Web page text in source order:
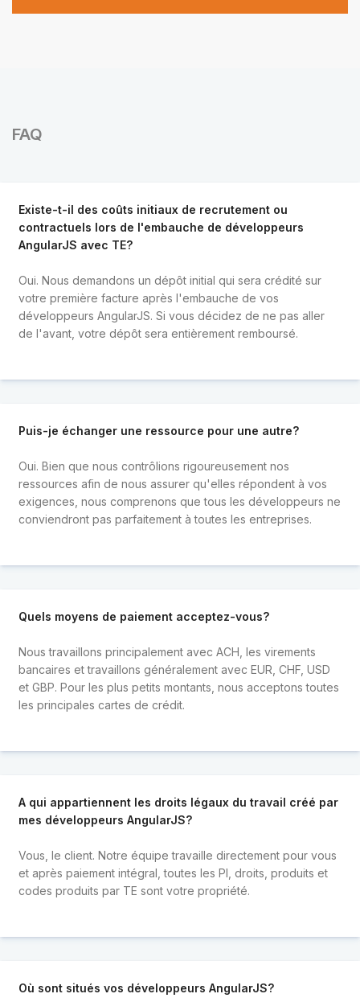
FAQ
Existe-t-il des coûts initiaux de recrutement ou
contractuels lors de l'embauche de développeurs
AngularJS avec TE?
Oui. Nous demandons un dépôt initial qui sera crédité sur
votre première facture après l'embauche de vos
développeurs AngularJS. Si vous décidez de ne pas aller
de l'avant, votre dépôt sera entièrement remboursé.
Puis-je échanger une ressource pour une autre?
Oui. Bien que nous contrôlions rigoureusement nos
ressources afin de nous assurer qu'elles répondent à vos
exigences, nous comprenons que tous les développeurs ne
conviendront pas parfaitement à toutes les entreprises.
Quels moyens de paiement acceptez-vous?
Nous travaillons principalement avec ACH, les virements
bancaires et travaillons généralement avec EUR, CHF, USD
et GBP. Pour les plus petits montants, nous acceptons toutes
les principales cartes de crédit.
A qui appartiennent les droits légaux du travail créé par
mes développeurs AngularJS?
Vous, le client. Notre équipe travaille directement pour vous
et après paiement intégral, toutes les PI, droits, produits et
codes produits par TE sont votre propriété.
Où sont situés vos développeurs AngularJS?